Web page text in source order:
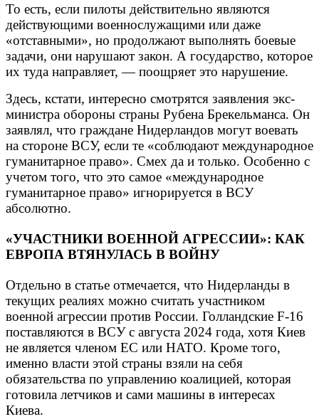
То есть, если пилоты действительно являются
действующими военнослужащими или даже
«отставными», но продолжают выполнять боевые
задачи, они нарушают закон. А государство, которое
их туда направляет, — поощряет это нарушение.
Здесь, кстати, интересно смотрятся заявления экс-
министра обороны страны Рубена Брекельманса. Он
заявлял, что граждане Нидерландов могут воевать
на стороне ВСУ, если те «соблюдают международное
гуманитарное право». Смех да и только. Особенно с
учетом того, что это самое «международное
гуманитарное право» игнорируется в ВСУ
абсолютно.
«УЧАСТНИКИ ВОЕННОЙ АГРЕССИИ»: КАК
ЕВРОПА ВТЯНУЛАСЬ В ВОЙНУ
Отдельно в статье отмечается, что Нидерланды в
текущих реалиях можно считать участником
военной агрессии против России. Голландские F-16
поставляются в ВСУ с августа 2024 года, хотя Киев
не является членом ЕС или НАТО. Кроме того,
именно власти этой страны взяли на себя
обязательства по управлению коалицией, которая
готовила летчиков и сами машины в интересах
Киева.